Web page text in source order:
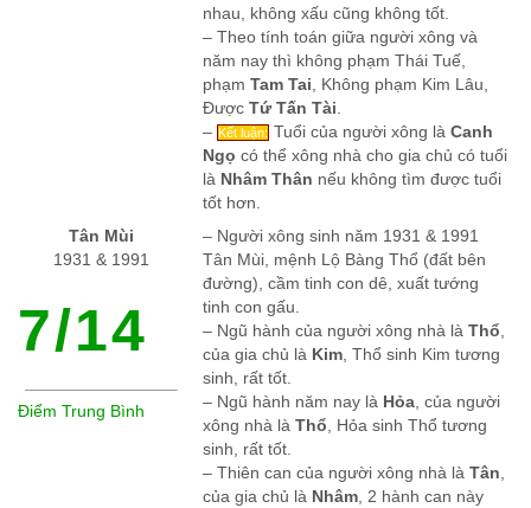
nhau, không xấu cũng không tốt.
– Theo tính toán giữa người xông và
năm nay thì không phạm Thái Tuế,
phạm Tam Tai , Không phạm Kim Lâu,
Được Tứ Tấn Tài
– Kết luận: Tuổi của người xông là Canh
Ngọ có thể xông nhà cho gia chủ có tuổi
là Nhâm Thân nếu không tìm được tuổi
tốt hơn.
Tân Mùi
1931 & 1991
7/14
Điểm Trung Bình
– Người xông sinh năm 1931 & 1991
Tân Mùi, mệnh Lộ Bàng Thổ (đất bên
đường), cầm tinh con dê, xuất tướng
tinh con gấu.
– Ngũ hành của người xông nhà là Thổ
của gia chủ là Kim , Thổ sinh Kim tương
sinh, rất tốt.
– Ngũ hành năm nay là Hỏa , của người
xông nhà là Thổ , Hỏa sinh Thổ tương
sinh, rất tốt.
– Thiên can của người xông nhà là Tân
của gia chủ là Nhâm , 2 hành can này